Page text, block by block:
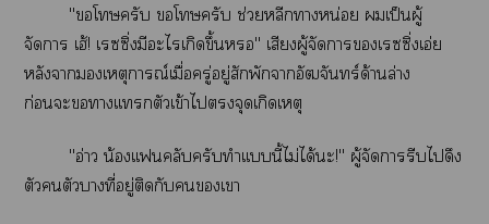
"โครับ โครับ ช่วยหลีกาหน่อย เป็นผู้
จัดา เฮ้! เรซซิ่งมีะไเกิดขึ้น" เสียงผู้จัดาเรซซิ่งเอ่ย
หลังาเหตุการณ์เมื่อครู่อยู่สักพักาอัฒจันทร์ด้านล่าง
ก่อนะาเเตัวเข้าไจุดเกิดเหตุ
"อ่าว น้องเเฟลับครับทำเเบบนี้ไม่ได้ะ!" ผู้จัดารีบไดึง
ตัวตัวบางที่อยู่ติดกับเา